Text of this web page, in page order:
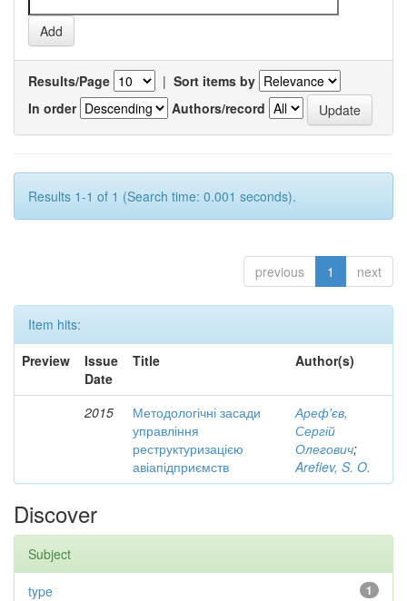
Results/Page | Sort items by
In order
Authors/record
Results 1-1 of 1 (Search time: 0.001 seconds).
previous 1 next
Item hits:
Preview
Issue
Date
Title Author(s)
2015
Методологічні засади
управління
реструктуризацією
авіапідприємств
Ареф'єв,
Сергій
Олегович;
Arefiev, S. O.
Discover
Subject
1
type